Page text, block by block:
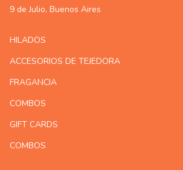
9 de Julio, Buenos Aires
HILADOS
ACCESORIOS DE TEJEDORA
FRAGANCIA
COMBOS
GIFT CARDS
COMBOS